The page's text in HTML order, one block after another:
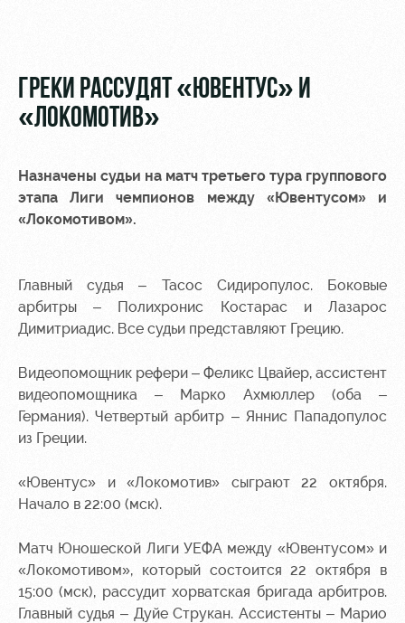
МГН
РЖД
Арена
мероприятий
Аренда
полей
Аренда
площадей
Ледовый
дворец
Занятия
спортом
Отбор
Локо-Лето
Академия
Как
поступить
Академии
Информация
Банковская
карта
«Локомотив»
Парковка
Программа
Информация
для
болельщиков
МГН
ГРЕКИ РАССУДЯТ «ЮВЕНТУС» И
«ЛОКОМОТИВ»
Назначены судьи на матч третьего тура группового
этапа Лиги чемпионов между «Ювентусом» и
«Локомотивом».
Главный судья – Тасос Сидиропулос. Боковые
арбитры – Полихронис Костарас и Лазарос
Димитриадис. Все судьи представляют Грецию.
Видеопомощник рефери – Феликс Цвайер, ассистент
видеопомощника – Марко Ахмюллер (оба –
Германия). Четвертый арбитр – Яннис Пападопулос
из Греции.
«Ювентус» и «Локомотив» сыграют 22 октября.
Начало в 22:00 (мск).
Матч Юношеской Лиги УЕФА между «Ювентусом» и
«Локомотивом», который состоится 22 октября в
15:00 (мск), рассудит хорватская бригада арбитров.
Главный судья – Дуйе Струкан. Ассистенты – Марио